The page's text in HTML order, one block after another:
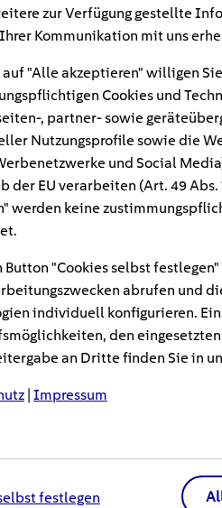
Fenster?
sorgen für hohe
alte Fenster raus
kann den
neuer Fenster
beim Austausch
des
die Regel. Diese
minimieren nicht
auch effektiv eine
zur Verfügung gestellte
Kommunikation mit uns
"Alle akzeptieren" willigen
Cookies und
, partner- sowie
Nutzungsprofile sowie die
und Social
der EU verarbeiten (Art. 49
werden keine
Button "Cookies selbst
abrufen und
individuell konfigurieren.
den
an Dritte finden Sie in
| Impressum
festlegen